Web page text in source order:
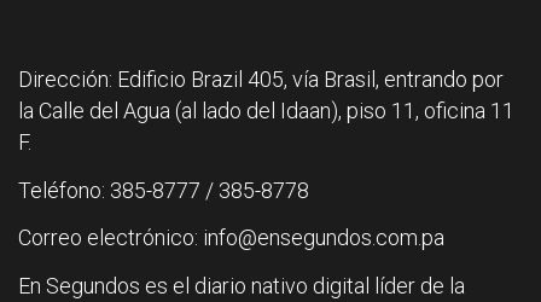
Dirección: Edificio Brazil 405, vía Brasil, entrando por
la Calle del Agua (al lado del Idaan), piso 11, oficina 11
F.
Teléfono: 385-8777 / 385-8778
Correo electrónico: info@ensegundos.com.pa
En Segundos es el diario nativo digital líder de la